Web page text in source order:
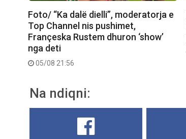
Foto/ “Ka dalë dielli”, moderatorja e
Top Channel nis pushimet,
Françeska Rustem dhuron ‘show’
nga deti
05/08 21:56
Na ndiqni: